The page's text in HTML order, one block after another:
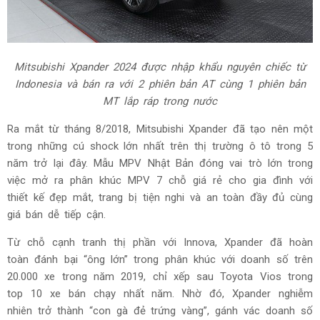
Mitsubishi Xpander 2024 được nhập khẩu nguyên chiếc từ
Indonesia và bán ra với 2 phiên bản AT cùng 1 phiên bản
MT lắp ráp trong nước
Ra mắt từ tháng 8/2018, Mitsubishi Xpander đã tạo nên một
trong những cú shock lớn nhất trên thị trường ô tô trong 5
năm trở lại đây. Mẫu MPV Nhật Bản đóng vai trò lớn trong
việc mở ra phân khúc MPV 7 chỗ giá rẻ cho gia đình với
thiết kế đẹp mắt, trang bị tiện nghi và an toàn đầy đủ cùng
giá bán dễ tiếp cận.
Từ chỗ cạnh tranh thị phần với Innova, Xpander đã hoàn
toàn đánh bại “ông lớn” trong phân khúc với doanh số trên
20.000 xe trong năm 2019, chỉ xếp sau Toyota Vios trong
top 10 xe bán chạy nhất năm. Nhờ đó, Xpander nghiễm
nhiên trở thành “con gà đẻ trứng vàng”, gánh vác doanh số